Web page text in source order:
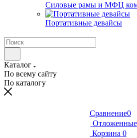
Силовые рамы и МФЦ
Портативные девайсы
Каталог
По всему сайту
По каталогу
Сравнение0
Отложенные
Корзина 0